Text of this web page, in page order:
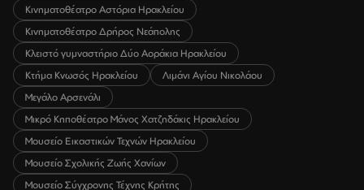
Κινηματοθέατρο Αστόρια Ηρακλείου
Κινηματοθέατρο Δρήρος Νεάπολης
Κλειστό γυμναστήριο Δύο Αοράκια Ηρακλείου
Κτήμα Κνωσός Ηρακλείου
Λιμάνι Αγίου Νικολάου
Μεγάλο Αρσενάλι
Μικρό Κηποθέατρο Μάνος Χατζηδάκις Ηρακλείου
Μουσείο Εικαστικών Τεχνών Ηρακλείου
Μουσείο Σχολικής Ζωής Χανίων
Μουσείο Σύγχρονης Τέχνης Κρήτης